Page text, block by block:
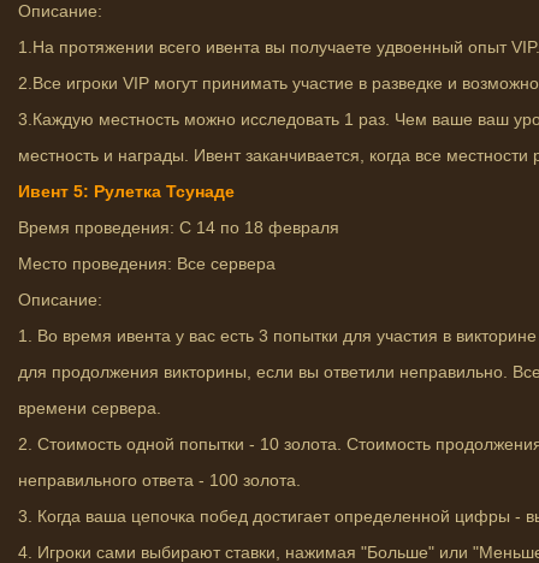
Описание:
1.На протяжении всего ивента вы получаете удвоенный опыт VIP.
2.Все игроки VIP могут принимать участие в разведке и
3.Каждую местность можно исследовать 1 раз. Чем ваше ваш
местность и награды. Ивент заканчивается, когда все местности
Ивент 5: Рулетка Тсунаде
Время проведения: С 14 по 18 февраля
Место проведения: Все сервера
Описание:
1. Во время ивента у вас есть 3 попытки для участия в
для продолжения викторины, если вы ответили неправильно.
времени сервера.
2. Стоимость одной попытки - 10 золота. Стоимость
неправильного ответа - 100 золота.
3. Когда ваша цепочка побед достигает определенной цифры -
4. Игроки сами выбирают ставки, нажимая "Больше" или